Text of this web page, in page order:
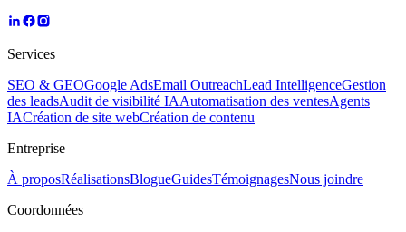
Services
SEO & GEOGoogle AdsEmail OutreachLead IntelligenceGestion
des leadsAudit de visibilité IAAutomatisation des ventesAgents
IACréation de site webCréation de contenu
Entreprise
À proposRéalisationsBlogueGuidesTémoignagesNous joindre
Coordonnées